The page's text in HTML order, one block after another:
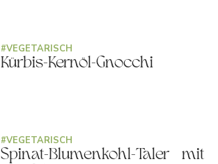
#VEGETARISCH
Kürbis-Kernöl-Gnocchi
#VEGETARISCH
Spinat-Blumenkohl-Taler mit